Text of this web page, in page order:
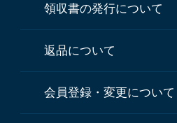
領収書の発行について
返品について
会員登録・変更について